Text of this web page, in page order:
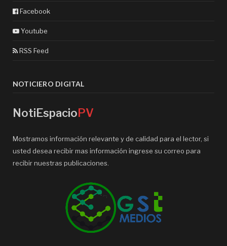
Facebook
Youtube
RSS Feed
NOTICIERO DIGITAL
NotiEspacioPV
Mostramos información relevante y de calidad para el lector, si
usted desea recibir mas información ingrese su correo para
recibir nuestras publicaciones.